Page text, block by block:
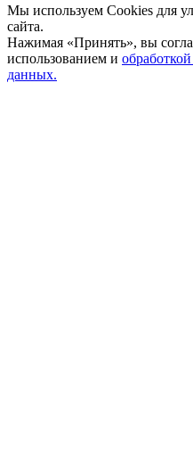
Мы используем Cookies для
сайта.
Нажимая «Принять», вы
использованием и
данных.